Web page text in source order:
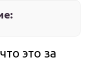
это за